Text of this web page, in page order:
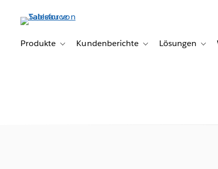
Produkte
Toggle sub-navigation for Produkte
Kundenberichte Toggle sub-navigation
Lösungen